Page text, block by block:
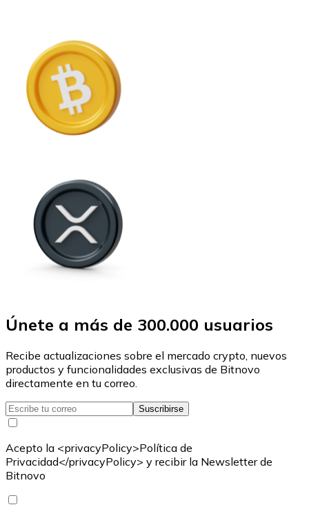
Únete a más de 300.000 usuarios
Recibe actualizaciones sobre el mercado crypto, nuevos
productos y funcionalidades exclusivas de Bitnovo
directamente en tu correo.
Suscribirse
Acepto la <privacyPolicy>Política de
Privacidad</privacyPolicy> y recibir la Newsletter de
Bitnovo